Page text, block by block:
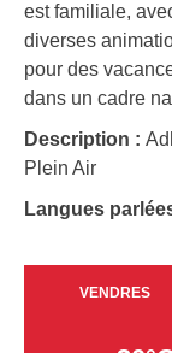
est familiale,
diverses
pour des
dans un cadre
Description :
Plein Air
Langues